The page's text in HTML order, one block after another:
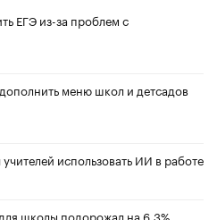
ЕГЭ из-за проблем с
меню школ и детсадов
использовать ИИ в работе
школы подорожал на 6,3%